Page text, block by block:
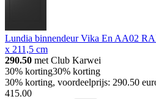
Lundia binnendeur Vika En AA02
x 211,5 cm
290.50 met Club Karwei
30% korting30% korting
30% korting, voordeelprijs: 290.50
415.00